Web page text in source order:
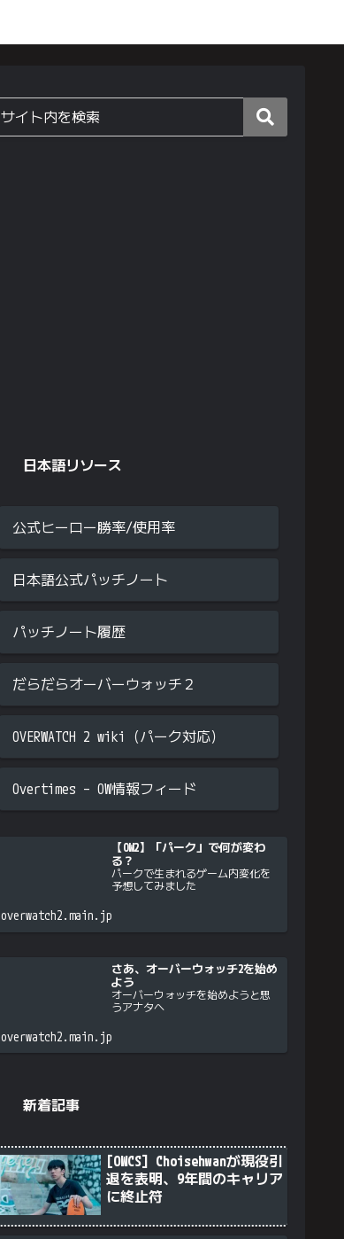
日本語リソース
公式ヒーロー勝率/使用率
日本語公式パッチノート
パッチノート履歴
だらだらオーバーウォッチ２
OVERWATCH 2 wiki（パーク対応）
Overtimes – OW情報フィード
【OW2】「パーク」で何が変わ
る？
パークで生まれるゲーム内変化を
予想してみました
overwatch2.main.jp
さあ、オーバーウォッチ2を始め
よう
オーバーウォッチを始めようと思
うアナタへ
overwatch2.main.jp
新着記事
[OWCS] Choisehwanが現役引
退を表明、9年間のキャリア
に終止符